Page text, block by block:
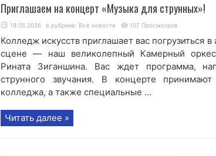
Приглашаем на концерт «Музыка для струнных»!
19.05.2026 в рубрике: Все новости 107 Просмотров
Колледж искусств приглашает вас погрузиться
сцене — наш великолепный Камерный
Рината Зиганшина. Вас ждет программа,
струнного звучания. В концерте принимают
колледжа, а также специальные ...
Читать далее »